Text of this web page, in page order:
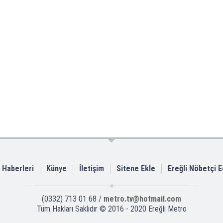
Haberleri Künye İletişim Sitene Ekle Ereğli Nöbetçi
(0332) 713 01 68 / metro.tv@hotmail.com
Tüm Hakları Saklıdır © 2016 - 2020 Ereğli Metro